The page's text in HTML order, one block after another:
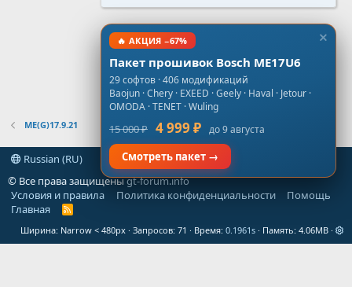
ME(G)17.9.21
Russian (RU)
© Все права защищеныgt-forum.info
Условия и правила
Политика конфиденциальности
Помощь
Главная
R
S
Ширина Запросов 71 Время 0.1961s Память 4.06MB
🔥 АКЦИЯ −67%
Пакет прошивок Bosch ME17U6
29 софтов · 406 модификаций
Baojun · Chery · EXEED · Geely · Haval · Jetour ·
OMODA · TENET · Wuling
15 000 ₽ 4 999 ₽ до 9 августа
Смотреть пакет →